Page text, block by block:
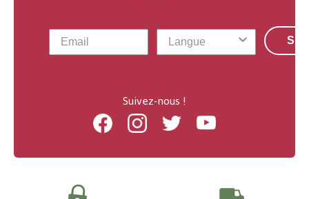
Suivez-nous !
FacebookInstagramTwitter Youtube